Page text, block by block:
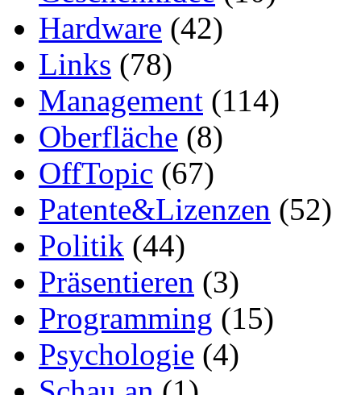
Hardware (42)
Links (78)
Management (114)
Oberfläche (8)
OffTopic (67)
Patente&Lizenzen (52)
Politik (44)
Präsentieren (3)
Programming (15)
Psychologie (4)